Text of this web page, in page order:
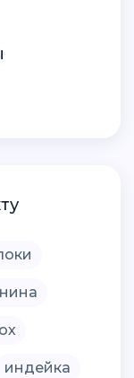
индейка